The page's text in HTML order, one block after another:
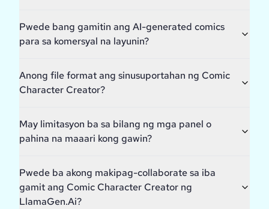
Pwede bang gamitin ang AI-generated comics
para sa komersyal na layunin?
Anong file format ang sinusuportahan ng Comic
Character Creator?
May limitasyon ba sa bilang ng mga panel o
pahina na maaari kong gawin?
Pwede ba akong makipag-collaborate sa iba
gamit ang Comic Character Creator ng
LlamaGen.Ai?